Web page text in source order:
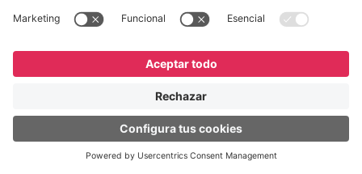
acompañar todas las etapas de la
verificar, analizar, reacondicionar y
garantizando calidad y reduciendo
costos”.